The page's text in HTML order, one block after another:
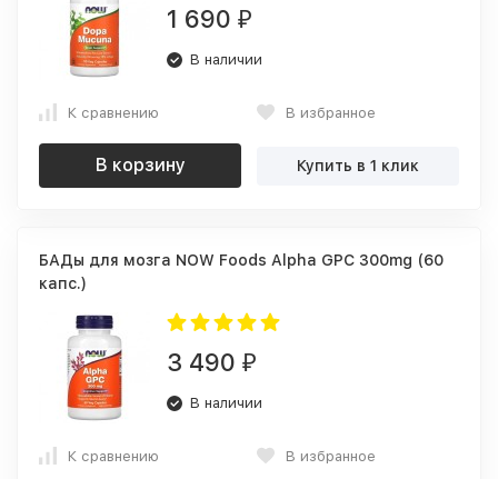
1 690 ₽
В наличии
К сравнению В избранное
В корзину Купить в 1 клик
БАДы для мозга NOW Foods Alpha GPC 300mg (60
капс.)
3 490 ₽
В наличии
К сравнению В избранное